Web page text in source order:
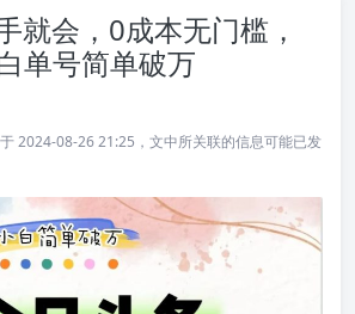
就会，0成本无门槛，
单号简单破万
2024-08-26 21:25，文中所关联的信息可能已发